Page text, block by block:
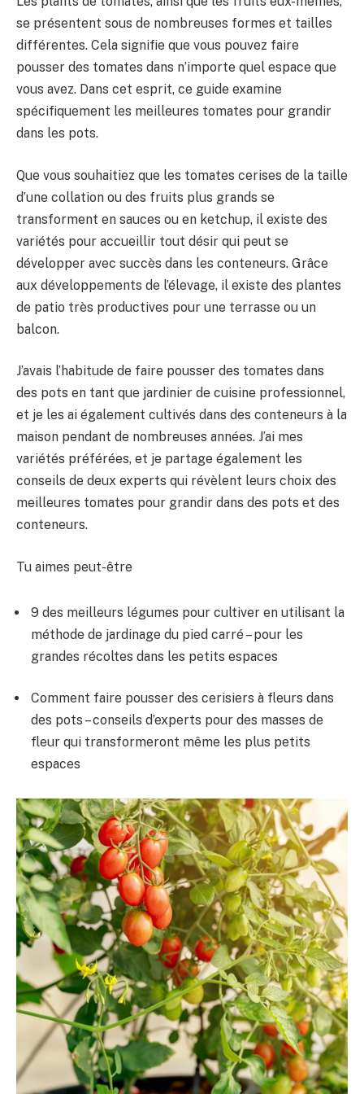
se présentent sous de nombreuses formes et tailles
différentes. Cela signifie que vous pouvez faire
pousser des tomates dans n’importe quel espace que
vous avez. Dans cet esprit, ce guide examine
spécifiquement les meilleures tomates pour grandir
dans les pots.
Que vous souhaitiez que les tomates cerises de la taille
d’une collation ou des fruits plus grands se
transforment en sauces ou en ketchup, il existe des
variétés pour accueillir tout désir qui peut se
développer avec succès dans les conteneurs. Grâce
aux développements de l’élevage, il existe des plantes
de patio très productives pour une terrasse ou un
balcon.
J’avais l’habitude de faire pousser des tomates dans
des pots en tant que jardinier de cuisine professionnel,
et je les ai également cultivés dans des conteneurs à la
maison pendant de nombreuses années. J’ai mes
variétés préférées, et je partage également les
conseils de deux experts qui révèlent leurs choix des
meilleures tomates pour grandir dans des pots et des
conteneurs.
Tu aimes peut-être
9 des meilleurs légumes pour cultiver en utilisant la
méthode de jardinage du pied carré – pour les
grandes récoltes dans les petits espaces
Comment faire pousser des cerisiers à fleurs dans
des pots – conseils d’experts pour des masses de
fleur qui transformeront même les plus petits
espaces